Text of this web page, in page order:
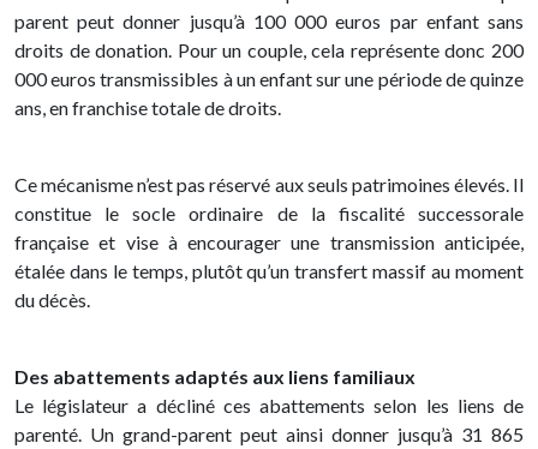
parent peut donner jusqu’à 100 000 euros par enfant sans
droits de donation. Pour un couple, cela représente donc 200
000 euros transmissibles à un enfant sur une période de quinze
ans, en franchise totale de droits.
Ce mécanisme n’est pas réservé aux seuls patrimoines élevés. Il
constitue le socle ordinaire de la fiscalité successorale
française et vise à encourager une transmission anticipée,
étalée dans le temps, plutôt qu’un transfert massif au moment
du décès.
Des abattements adaptés aux liens familiaux
Le législateur a décliné ces abattements selon les liens de
parenté. Un grand-parent peut ainsi donner jusqu’à 31 865